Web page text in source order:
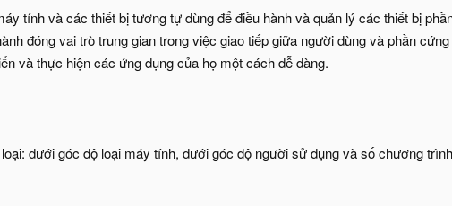
tính và các thiết bị tương tự dùng để điều hành và quản lý các thiết bị
đóng vai trò trung gian trong việc giao tiếp giữa người dùng và phần
và thực hiện các ứng dụng của họ một cách dễ dàng.
dưới góc độ loại máy tính, dưới góc độ người sử dụng và số chương